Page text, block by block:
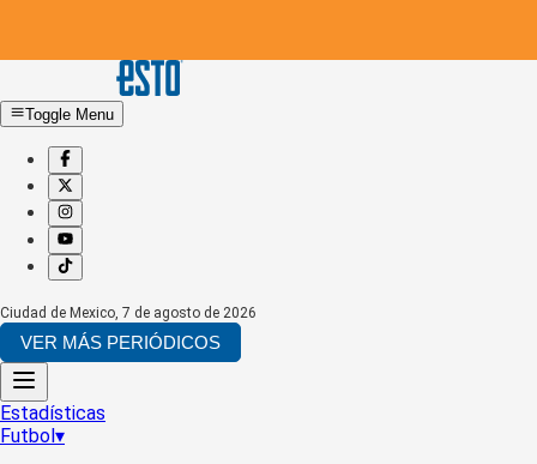
Toggle Menu
Ciudad de Mexico, 7 de agosto de 2026
VER MÁS PERIÓDICOS
Estadísticas
Futbol▾